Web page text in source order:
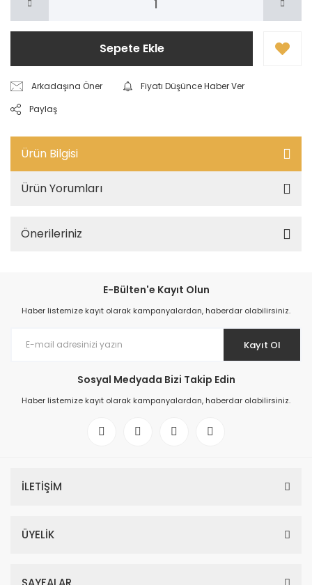
Sepete Ekle
Arkadaşına Öner
Fiyatı Düşünce Haber Ver
Paylaş
Ürün Bilgisi
Ürün Yorumları
Önerileriniz
E-Bülten'e Kayıt Olun
Haber listemize kayıt olarak kampanyalardan, haberdar olabilirsiniz.
Kayıt Ol
Sosyal Medyada Bizi Takip Edin
Haber listemize kayıt olarak kampanyalardan, haberdar olabilirsiniz.
İLETİŞİM
ÜYELİK